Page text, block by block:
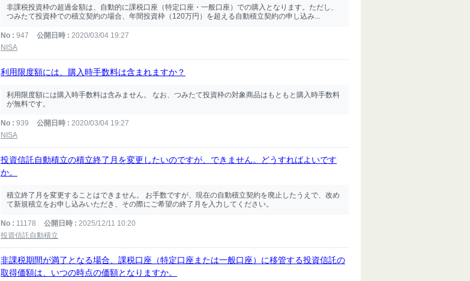
非課税投資枠の超過金額は、自動的に課税口座（特定口座・一般口座）での購入となります。ただし、
つみたて投資枠での積立契約の場合、年間投資枠（120万円）を超える自動積立契約の申し込み...
No 947 公開日時
2020/03/04 19:27
NISA
利用限度額には、購入時手数料は含まれますか？
利用限度額には購入時手数料は含みません。 なお、つみたて投資枠の対象商品はもともと購入時手数料
が無料です。
No 939 公開日時
2020/03/04 19:27
NISA
投資信託自動積立の積立終了月を変更したいのですが、できません。どうすればよいです
か。
積立終了月を変更することはできません。 お手数ですが、現在の自動積立契約を廃止したうえで、改め
て新規積立をお申し込みいただき、その際にご希望の終了月を入力してください。
No 11178 公開日時
2025/12/11 10:20
投資信託自動積立
非課税期間が満了となる場合、課税口座（特定口座または一般口座）に移管する投資信託の
取得価額は、いつの時点の価額となりますか。